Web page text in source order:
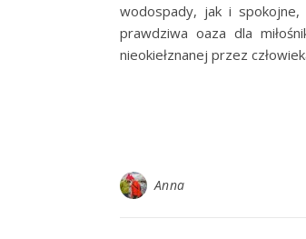
wodospady, jak i
prawdziwa oaza dla
nieokiełznanej przez
Anna